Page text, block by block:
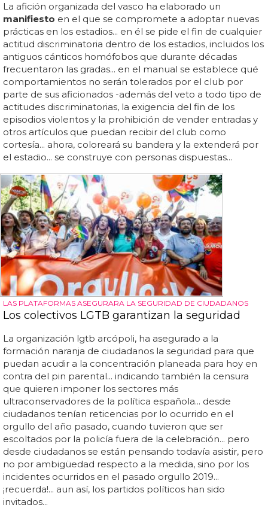
La afición organizada del vasco ha elaborado un
manifiesto en el que se compromete a adoptar nuevas
prácticas en los estadios... en él se pide el fin de cualquier
actitud discriminatoria dentro de los estadios, incluidos los
antiguos cánticos homófobos que durante décadas
frecuentaron las gradas... en el manual se establece qué
comportamientos no serán tolerados por el club por
parte de sus aficionados -además del veto a todo tipo de
actitudes discriminatorias, la exigencia del fin de los
episodios violentos y la prohibición de vender entradas y
otros artículos que puedan recibir del club como
cortesía... ahora, coloreará su bandera y la extenderá por
el estadio... se construye con personas dispuestas...
LAS PLATAFORMAS ASEGURARA LA SEGURIDAD DE CIUDADANOS
Los colectivos LGTB garantizan la seguridad
La organización lgtb arcópoli, ha asegurado a la
formación naranja de ciudadanos la seguridad para que
puedan acudir a la concentración planeada para hoy en
contra del pin parental... indicando también la censura
que quieren imponer los sectores más
ultraconservadores de la política española... desde
ciudadanos tenían reticencias por lo ocurrido en el
orgullo del año pasado, cuando tuvieron que ser
escoltados por la policía fuera de la celebración... pero
desde ciudadanos se están pensando todavía asistir, pero
no por ambigüedad respecto a la medida, sino por los
incidentes ocurridos en el pasado orgullo 2019...
¡recuerda!... aun así, los partidos políticos han sido
invitados...